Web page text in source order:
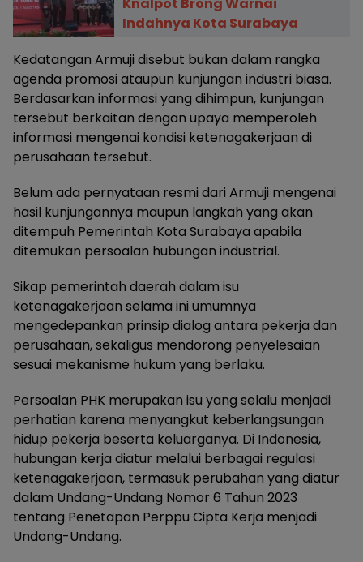
Knalpot Brong Warnai
Indahnya Kota Surabaya
Kedatangan Armuji disebut bukan dalam rangka
agenda promosi ataupun kunjungan industri biasa.
Berdasarkan informasi yang dihimpun, kunjungan
tersebut berkaitan dengan upaya memperoleh
informasi mengenai kondisi ketenagakerjaan di
perusahaan tersebut.
Belum ada pernyataan resmi dari Armuji mengenai
hasil kunjungannya maupun langkah yang akan
ditempuh Pemerintah Kota Surabaya apabila
ditemukan persoalan hubungan industrial.
Sikap pemerintah daerah dalam isu
ketenagakerjaan selama ini umumnya
mengedepankan prinsip dialog antara pekerja dan
perusahaan, sekaligus mendorong penyelesaian
sesuai mekanisme hukum yang berlaku.
Persoalan PHK merupakan isu yang selalu menjadi
perhatian karena menyangkut keberlangsungan
hidup pekerja beserta keluarganya. Di Indonesia,
hubungan kerja diatur melalui berbagai regulasi
ketenagakerjaan, termasuk perubahan yang diatur
dalam Undang-Undang Nomor 6 Tahun 2023
tentang Penetapan Perppu Cipta Kerja menjadi
Undang-Undang.